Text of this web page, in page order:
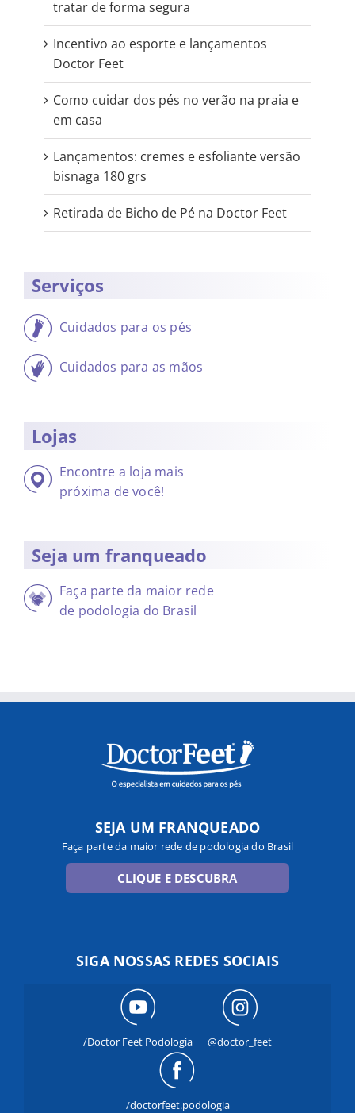
tratar de forma segura
Incentivo ao esporte e lançamentos
Doctor Feet
Como cuidar dos pés no verão na praia e
em casa
Lançamentos: cremes e esfoliante versão
bisnaga 180 grs
Retirada de Bicho de Pé na Doctor Feet
Serviços
Cuidados para os pés
Cuidados para as mãos
Lojas
Encontre a loja mais
próxima de você!
Seja um franqueado
Faça parte da maior rede
de podologia do Brasil
SEJA UM FRANQUEADO
Faça parte da maior rede de podologia do Brasil
CLIQUE E DESCUBRA
SIGA NOSSAS REDES SOCIAIS
/Doctor Feet Podologia @doctor_feet
/doctorfeet.podologia